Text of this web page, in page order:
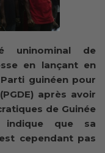
uninominal de
en lançant en
guinéen pour
après avoir
de Guinée
indique que sa
cependant pas